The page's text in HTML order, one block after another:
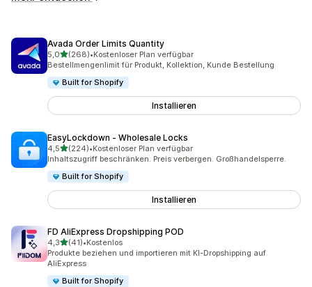
Avada Order Limits Quantity
5,0von 5 Sternen
(268)
268 Rezensionen insgesamt
•Kostenloser Plan verfügbar
Bestellmengenlimit für Produkt, Kollektion, Kunde Bestellung
Built for Shopify
Installieren
EasyLockdown ‑ Wholesale Locks
4,5von 5 Sternen
(224)
224 Rezensionen insgesamt
•Kostenloser Plan verfügbar
Inhaltszugriff beschränken. Preis verbergen. Großhandelsperre.
Built for Shopify
Installieren
FD AliExpress Dropshipping POD
4,3von 5 Sternen
(41)
41 Rezensionen insgesamt
•Kostenlos
Produkte beziehen und importieren mit KI-Dropshipping auf
AliExpress
Built for Shopify